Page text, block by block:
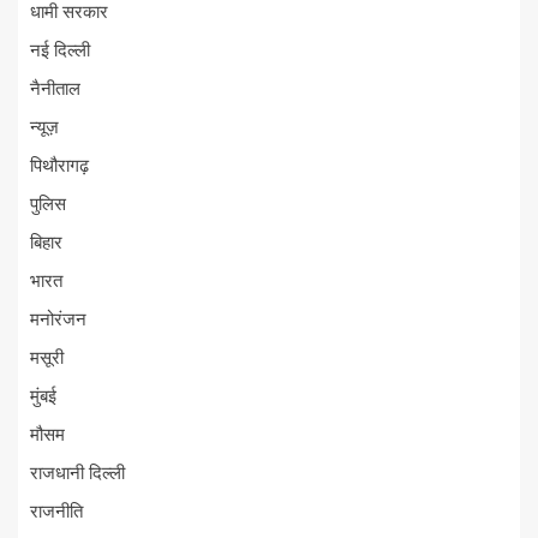
धामी सरकार
नई दिल्ली
नैनीताल
न्यूज़
पिथौरागढ़
पुलिस
बिहार
भारत
मनोरंजन
मसूरी
मुंबई
मौसम
राजधानी दिल्ली
राजनीति